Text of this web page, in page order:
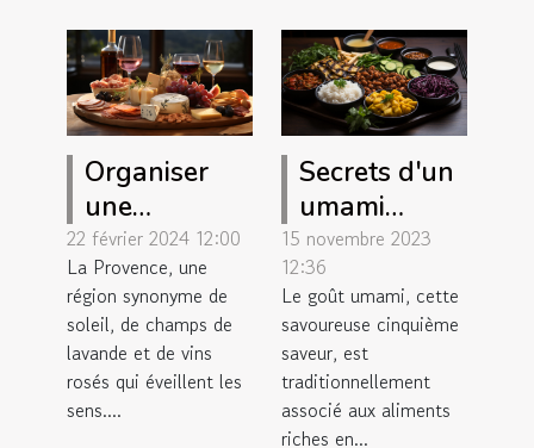
Organiser
une
dégustation
de vins rosés
de Provence
à domicile
22 février 2024 12:00
La Provence, une
région synonyme de
soleil, de champs de
lavande et de vins
rosés qui éveillent les
sens....
Secrets d'un
umami
parfait sans
viande
15 novembre 2023
12:36
Le goût umami, cette
savoureuse cinquième
saveur, est
traditionnellement
associé aux aliments
riches en...